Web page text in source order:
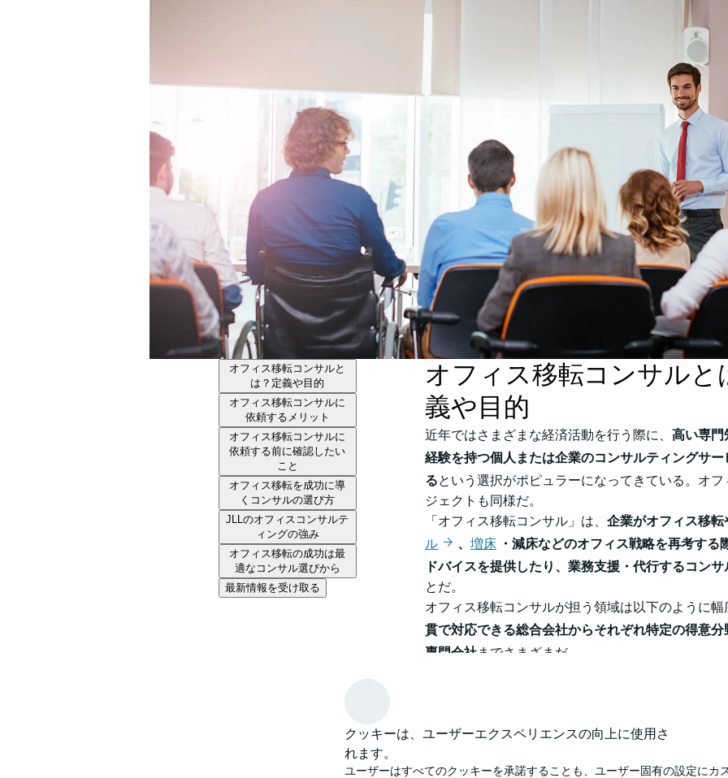
オフィス移転コンサルと
は？定義や目的
オフィス移転コンサルに
依頼するメリット
オフィス移転コンサルに
依頼する前に確認したい
こと
オフィス移転を成功に導
くコンサルの選び方
JLLのオフィスコンサルテ
ィングの強み
オフィス移転の成功は最
適なコンサル選びから
最新情報を受け取る
オフィス移転コンサルと
義や目的
近年ではさまざまな経済活動を行う際に、高い専
経験を持つ個人または企業のコンサルティングサ
るという選択がポピュラーになってきている。オ
ジェクトも同様だ。
「オフィス移転コンサル」は、企業がオフィス移転
ル
、 増床・減床などのオフィス戦略を再考する
ドバイスを提供したり、業務支援・代行するコン
とだ。
オフィス移転コンサルが担う領域は以下のように幅
貫で対応できる総合会社からそれぞれ特定の得意
専門会社までさまざまだ。
内装デザイン設計
クッキーは、ユーザーエクスペリエンスの向上に使用さ
れます。
ユーザーはすべてのクッキーを承諾することも、ユーザー固有の設定にカ